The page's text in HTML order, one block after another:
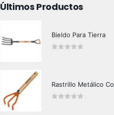
Últimos Productos
Bieldo Para Tierra
Rastrillo Metálico